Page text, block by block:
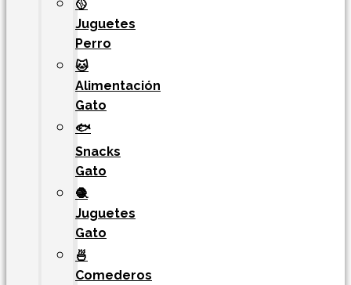
🥎
Juguetes
Perro
🐱
Alimentación
Gato
🐟
Snacks
Gato
🧶
Juguetes
Gato
🍜
Comederos